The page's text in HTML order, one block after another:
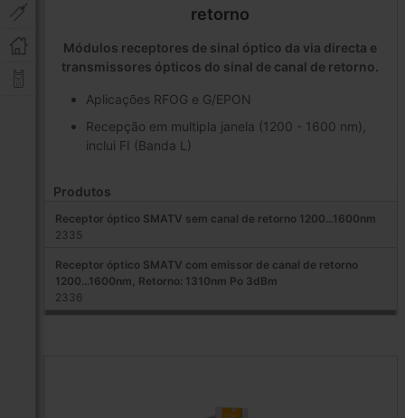
retorno
Módulos receptores de sinal óptico da via directa e
transmissores ópticos do sinal de canal de retorno.
Aplicações RFOG e G/EPON
Recepção em multipla janela (1200 - 1600 nm),
inclui FI (Banda L)
Produtos
Receptor óptico SMATV sem canal de retorno 1200...1600nm
2335
Receptor óptico SMATV com emissor de canal de retorno
1200...1600nm, Retorno: 1310nm Po 3dBm
2336